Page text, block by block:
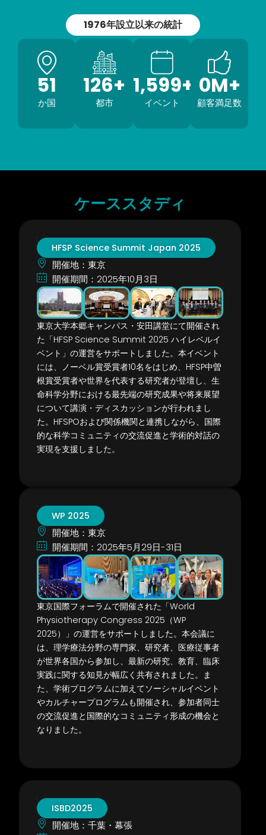
1976年設立以来の統計
か国
52
都市
127+
イベント
1,600+
顧客満足数
1M+
ケーススタディ
HFSP Science Summit Japan 2025
開催地：東京
開催期間：2025年10月3日
東京大学本郷キャンパス・安田講堂にて開催され
た「HFSP Science Summit 2025 ハイレベルイ
ベント」の運営をサポートしました。本イベント
には、ノーベル賞受賞者10名をはじめ、HFSP中曽
根賞受賞者や世界を代表する研究者が登壇し、生
命科学分野における最先端の研究成果や将来展望
について講演・ディスカッションが行われまし
た。HFSPOおよび関係機関と連携しながら、国際
的な科学コミュニティの交流促進と学術的対話の
実現を支援しました。
WP 2025
開催地：東京
開催期間：2025年5月29日-31日
東京国際フォーラムで開催された「World
Physiotherapy Congress 2025（WP
2025）」の運営をサポートしました。本会議に
は、理学療法分野の専門家、研究者、医療従事者
が世界各国から参加し、最新の研究、教育、臨床
実践に関する知見が幅広く共有されました。ま
た、学術プログラムに加えてソーシャルイベント
やカルチャープログラムも開催され、参加者同士
の交流促進と国際的なコミュニティ形成の機会と
なりました。
ISBD2025
開催地：千葉・幕張